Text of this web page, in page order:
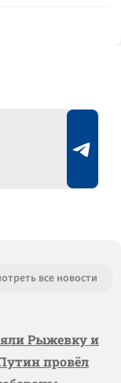
все новости
Рыжевку и
провёл